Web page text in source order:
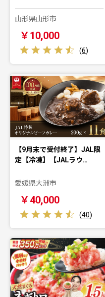
山形県山形市
￥10,000
(6)
【9月末で受付終了】JAL限
定【冷凍】【JALラウ…
愛媛県大洲市
￥40,000
(40)